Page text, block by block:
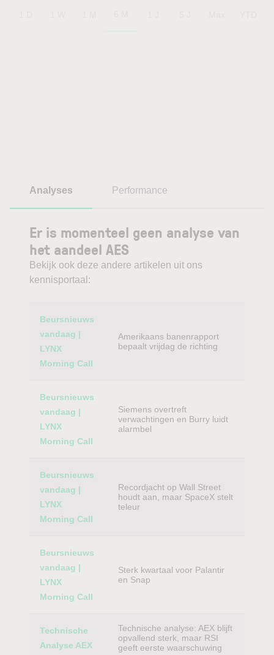
Analyses Performance
Er is momenteel geen analyse van
het aandeel AES
Bekijk ook deze andere artikelen uit ons
kennisportaal:
Category
Beursnieuws
vandaag |
LYNX
Morning Call
Amerikaans banenrapport
bepaalt vrijdag de richting
Beursnieuws
vandaag |
LYNX
Morning Call
Siemens overtreft
verwachtingen en Burry luidt
alarmbel
Beursnieuws
vandaag |
LYNX
Morning Call
Recordjacht op Wall Street
houdt aan, maar SpaceX stelt
teleur
Beursnieuws
vandaag |
LYNX
Morning Call
Sterk kwartaal voor Palantir
en Snap
Technische
Analyse AEX
Technische analyse: AEX blijft
opvallend sterk, maar RSI
geeft eerste waarschuwing